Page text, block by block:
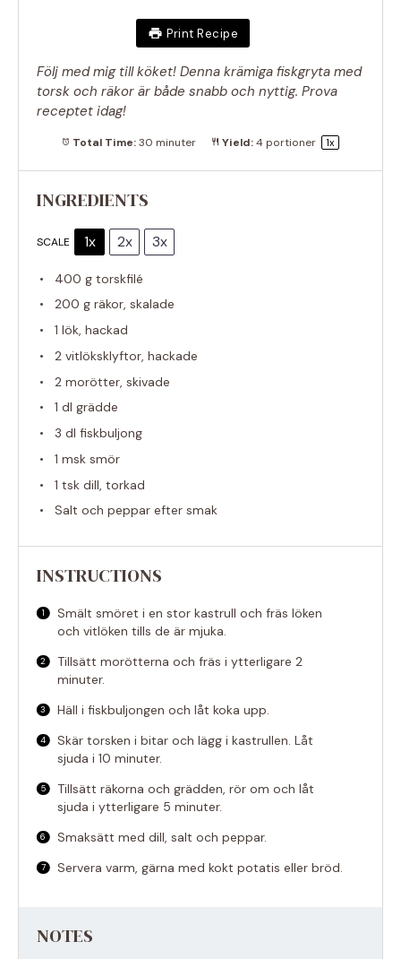
Print Recipe
Följ med mig till köket! Denna krämiga fiskgryta med
torsk och räkor är både snabb och nyttig. Prova
receptet idag!
Total Time: 30 minuter Yield: 4 portioner 1x
INGREDIENTS
SCALE 1x 2x 3x
400 g torskfilé
200 g räkor, skalade
1 lök, hackad
2 vitlöksklyftor, hackade
2 morötter, skivade
1 dl grädde
3 dl fiskbuljong
1 msk smör
1 tsk dill, torkad
Salt och peppar efter smak
INSTRUCTIONS
Smält smöret i en stor kastrull och fräs löken
och vitlöken tills de är mjuka.
Tillsätt morötterna och fräs i ytterligare 2
minuter.
Häll i fiskbuljongen och låt koka upp.
Skär torsken i bitar och lägg i kastrullen. Låt
sjuda i 10 minuter.
Tillsätt räkorna och grädden, rör om och låt
sjuda i ytterligare 5 minuter.
Smaksätt med dill, salt och peppar.
Servera varm, gärna med kokt potatis eller bröd.
NOTES